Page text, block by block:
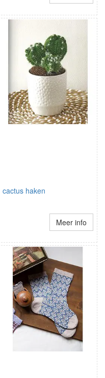
cactus haken
Meer info